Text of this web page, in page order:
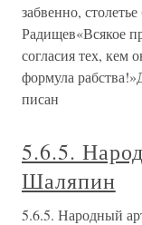
забвенно,
Радищев«Всякое
согласия тех,
формула
писан
5.6.5.
Шаляпин
5.6.5. Народный